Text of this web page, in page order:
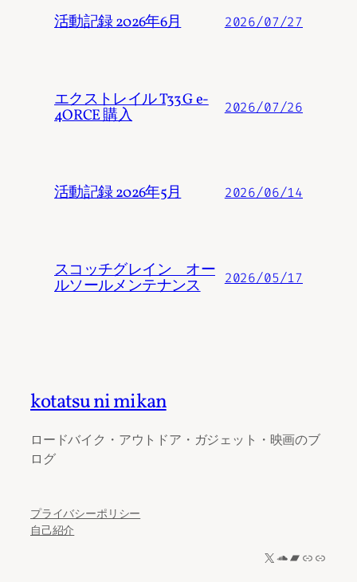
活動記録 2026年6月 2026/07/27
エクストレイル T33 G e-
4ORCE 購入 2026/07/26
活動記録 2026年5月 2026/06/14
スコッチグレイン オー
ルソールメンテナンス 2026/05/17
kotatsu ni mikan
ロードバイク・アウトドア・ガジェット・映画のブ
ログ
プライバシーポリシー
自己紹介
X SoundCloud
Bandcamp
リンクリンク